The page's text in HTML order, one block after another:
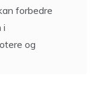
forbedre
i
og